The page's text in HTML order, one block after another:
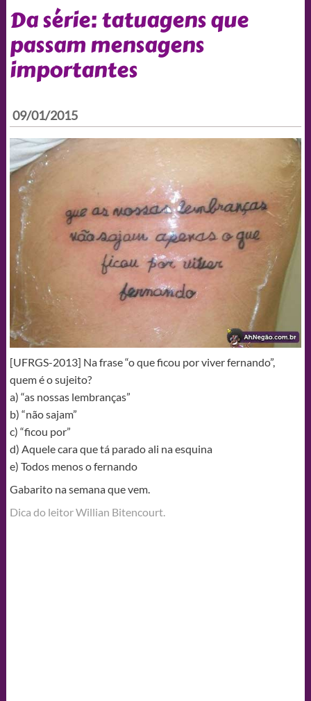
Da série: tatuagens que
passam mensagens
importantes
09/01/2015
[UFRGS-2013] Na frase “o que ficou por viver fernando”,
quem é o sujeito?
a) “as nossas lembranças”
b) “não sajam”
c) “ficou por”
d) Aquele cara que tá parado ali na esquina
e) Todos menos o fernando
Gabarito na semana que vem.
Dica do leitor Willian Bitencourt.